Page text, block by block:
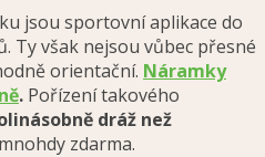
jsou sportovní aplikace do
Ty však nejsou vůbec přesné
orientační. Náramky
. Pořízení takového
dráž než
zdarma.